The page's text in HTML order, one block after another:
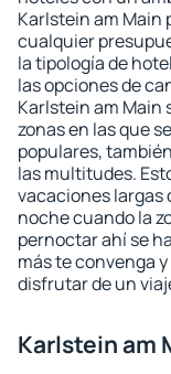
Karlstein am Main
cualquier
la tipología de
las opciones de
Karlstein am Main
zonas en las que
populares,
las multitudes.
vacaciones largas
noche cuando la
pernoctar ahí se
más te convenga
disfrutar de un
Karlstein am